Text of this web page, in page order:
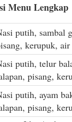
Menu Lengkap
putih, sambal
kerupuk,
putih, telur
pisang,
putih, ayam
pisang,